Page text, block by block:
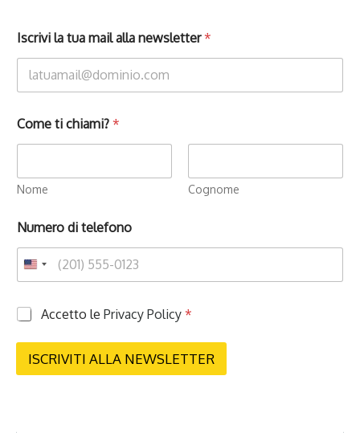
Iscrivi la tua mail alla newsletter*
Come ti chiami? *
Nome Cognome
Numero di telefono
P
i
a
Accetto le Privacy Policy *
ISCRIVITI ALLA NEWSLETTER